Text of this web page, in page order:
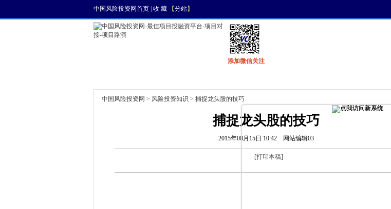
中国风险投资网首页 收 藏 【分站】
添加微信关注
中国风险投资网 > 风险投资知识 > 捕捉龙头股的技巧
捕捉龙头股的技巧
2015年08月15日 10:42 网站编辑03
[打印本稿]